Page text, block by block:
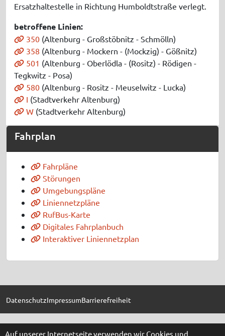
Ersatzhaltestelle in Richtung Humboldtstraße verlegt.
betroffene Linien:
350 (Altenburg - Großstöbnitz - Schmölln)
358 (Altenburg - Mockern - (Mockzig) - Gößnitz)
501 (Altenburg - Oberlödla - (Rositz) - Rödigen -
Tegkwitz - Posa)
580 (Altenburg - Rositz - Meuselwitz - Lucka)
I (Stadtverkehr Altenburg)
W (Stadtverkehr Altenburg)
Fahrplan
Fahrpläne
Störungen
Umgebungspläne
Liniennetzpläne
RufBus-Karte
Digitales Fahrplanbuch
Interaktiver Liniennetzplan
DatenschutzImpressumBarrierefreiheit
Auf unserer Internetseite verwenden wir Cookies und